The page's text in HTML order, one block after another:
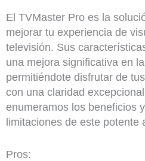
El TVMaster Pro es la
mejorar tu experiencia de
televisión. Sus
una mejora significativa en
permitiéndote disfrutar de
con una claridad
enumeramos los beneficios
limitaciones de este potente
Pros: